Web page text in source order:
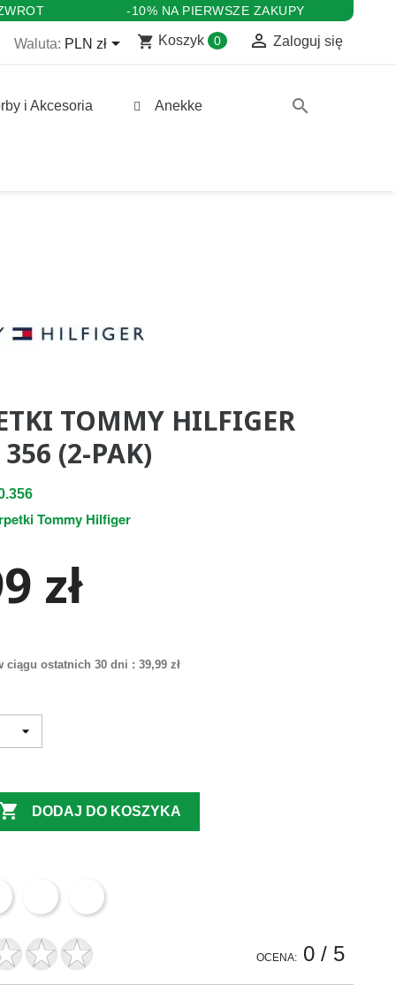
-10% NA PIERWSZE ZAKUPY
Waluta: PLN zł shopping_cart Koszyk 0  Zaloguj się
i Akcesoria Anekke search
TOMMY HILFIGER
(2-PAK)
Tommy Hilfiger
zł
ciągu ostatnich 30 dni : 39,99 zł
 DODAJ DO KOSZYKA
OCENA: 0/ 5